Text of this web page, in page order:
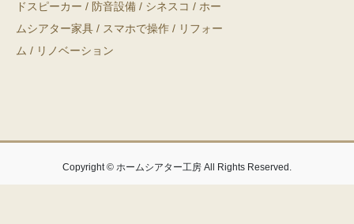
ドスピーカー / 防音設備 / シネスコ / ホー
ムシアター家具 / スマホで操作 / リフォー
ム / リノベーション
Copyright © ホームシアター工房 All Rights Reserved.